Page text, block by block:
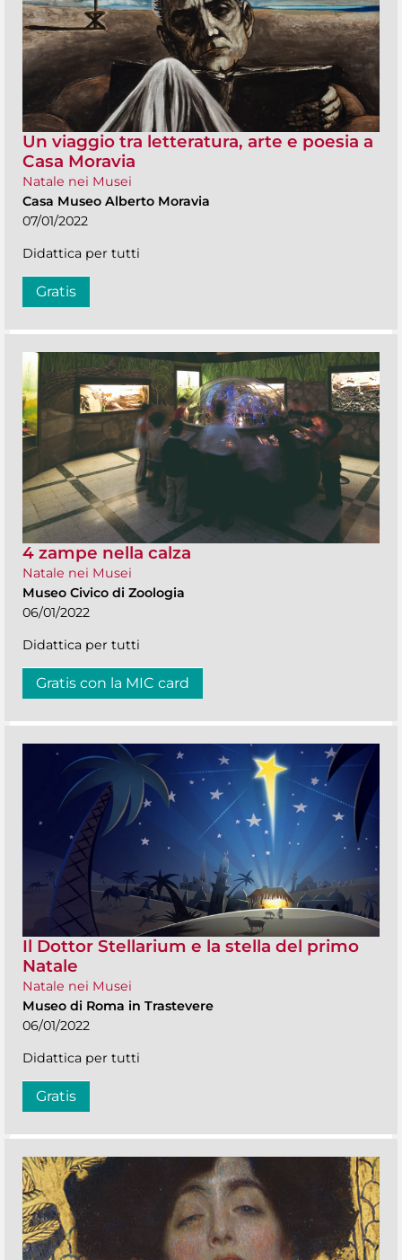
Un viaggio tra letteratura, arte e poesia a
Casa Moravia
Natale nei Musei
Casa Museo Alberto Moravia
07/01/2022
Didattica per tutti
Gratis
4 zampe nella calza
Natale nei Musei
Museo Civico di Zoologia
06/01/2022
Didattica per tutti
Gratis con la MIC card
Il Dottor Stellarium e la stella del primo
Natale
Natale nei Musei
Museo di Roma in Trastevere
06/01/2022
Didattica per tutti
Gratis